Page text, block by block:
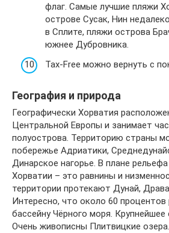
флаг. Самые лучшие пляжи
острове Сусак, Нин
в Сплите, пляжи острова
южнее Дубровника.
Tax-Free можно вернуть с
География и природа
Географически Хорватия
Центральной Европы и занимает
полуострова. Территорию страны
побережье Адриатики,
Динарское нагорье. В плане
Хорватии – это равнины и
территории протекают Дунай,
Интересно, что около 60 процентов
бассейну Чёрного моря. Крупнейшее
Очень живописны Плитвицкие озера.